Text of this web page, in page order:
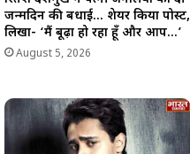
जन्मदिन की बधाई… शेयर किया पोस्ट,
लिखा- ‘मैं बूढ़ा हो रहा हूँ और आप…’
August 5, 2026